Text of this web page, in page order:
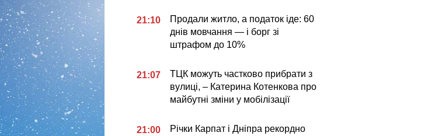
21:10
Продали житло, а податок іде: 60
днів мовчання — і борг зі
штрафом до 10%
21:07
ТЦК можуть частково прибрати з
вулиці, – Катерина Котенкова про
майбутні зміни у мобілізації
21:00
Річки Карпат і Дніпра рекордно